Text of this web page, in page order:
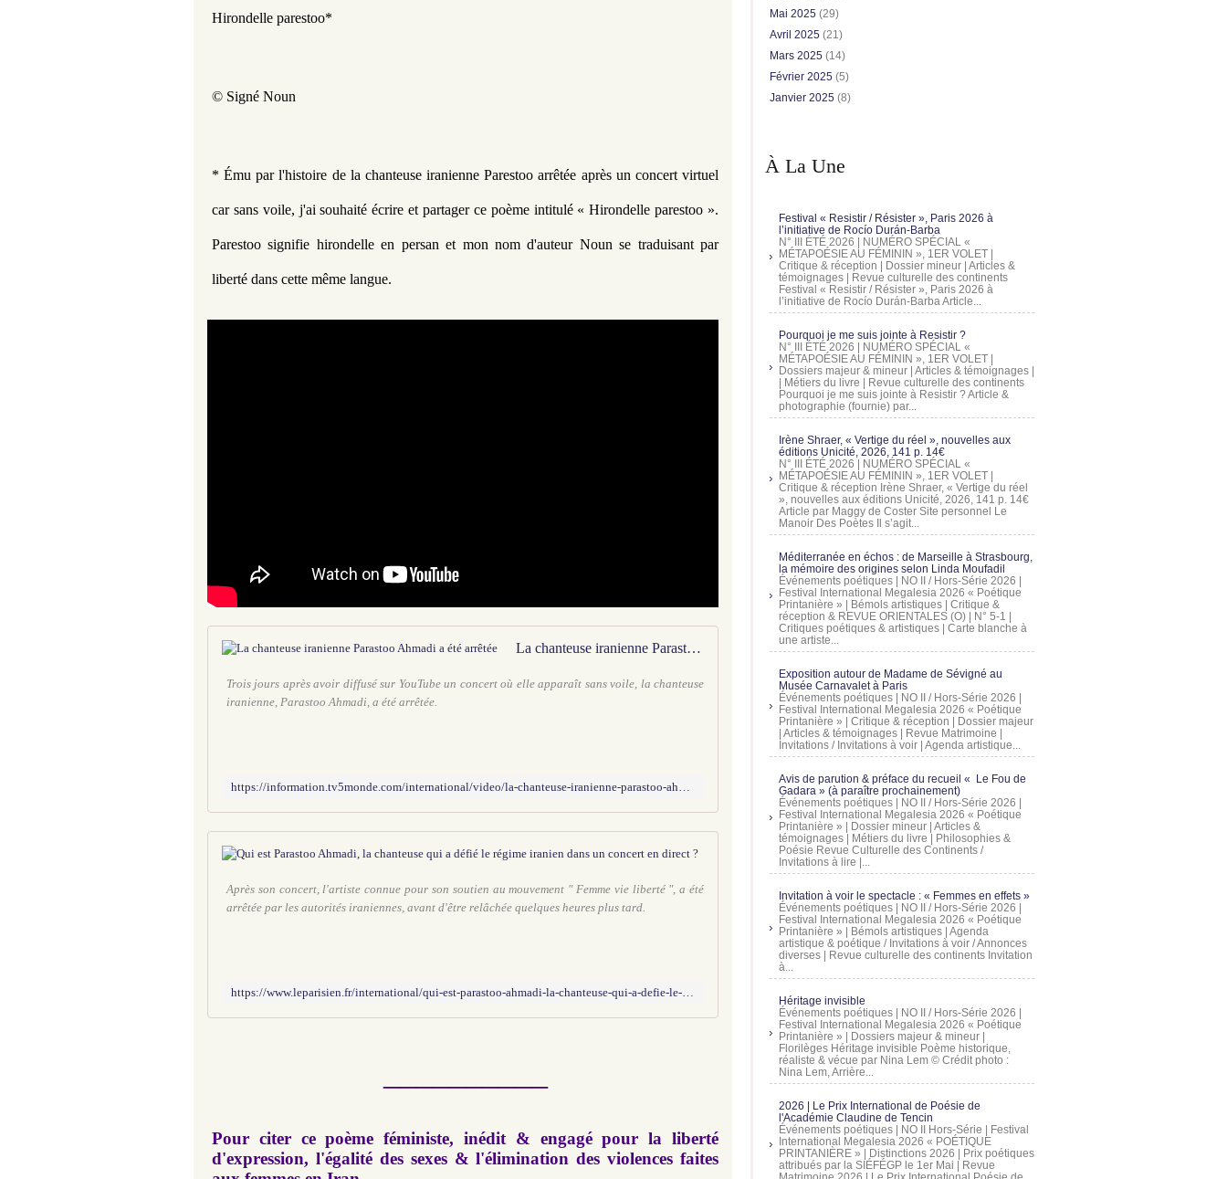
Hirondelle parestoo*
© Signé Noun
* Ému par l'histoire de la chanteuse iranienne Parestoo arrêtée après un concert virtuel
car sans voile, j'ai souhaité écrire et partager ce poème intitulé « Hirondelle parestoo ».
Parestoo signifie hirondelle en persan et mon nom d'auteur Noun se traduisant par
liberté dans cette même langue.
La chanteuse iranienne Parastoo Ahmadi a été arrêtée
Trois jours après avoir diffusé sur YouTube un concert où elle apparaît sans voile, la chanteuse
iranienne, Parastoo Ahmadi, a été arrêtée.
https://information.tv5monde.com/international/video/la-chanteuse-iranienne-parastoo-ahmadi-ete-arretee-2752922
Qui est Parastoo Ahmadi, la chanteuse qui a défié le régime iranien dans un concert en
Après son concert, l'artiste connue pour son soutien au mouvement " Femme vie liberté ", a été
arrêtée par les autorités iraniennes, avant d'être relâchée quelques heures plus tard.
https://www.leparisien.fr/international/qui-est-parastoo-ahmadi-la-chanteuse-qui-a-defie-le-regime-iranien-dans-un-concert-en-direct-15-12-2024-AYLWVUPXPNFGNIMBQL5OL3CCPQ.php
Pour citer ce poème féministe, inédit & engagé pour la liberté
d'expression, l'égalité des sexes & l'élimination des violences faites
Mai 2025 (29)
Avril 2025 (21)
Mars 2025 (14)
Février 2025 (5)
Janvier 2025 (8)
À La Une
Festival « Resistir / Résister », Paris 2026 à
l’initiative de Rocío Durán-Barba
N° III ÉTÉ 2026 | NUMÉRO SPÉCIAL «
MÉTAPOÉSIE AU FÉMININ », 1ER VOLET |
Critique & réception | Dossier mineur | Articles &
témoignages | Revue culturelle des continents
Festival « Resistir / Résister », Paris 2026 à
l’initiative de Rocío Durán-Barba Article...
Pourquoi je me suis jointe à Resistir ?
N° III ÉTÉ 2026 | NUMÉRO SPÉCIAL «
MÉTAPOÉSIE AU FÉMININ », 1ER VOLET |
Dossiers majeur & mineur | Articles & témoignages |
| Métiers du livre | Revue culturelle des continents
Pourquoi je me suis jointe à Resistir ? Article &
photographie (fournie) par...
Irène Shraer, « Vertige du réel », nouvelles aux
éditions Unicité, 2026, 141 p. 14€
N° III ÉTÉ 2026 | NUMÉRO SPÉCIAL «
MÉTAPOÉSIE AU FÉMININ », 1ER VOLET |
Critique & réception Irène Shraer, « Vertige du réel
», nouvelles aux éditions Unicité, 2026, 141 p. 14€
Article par Maggy de Coster Site personnel Le
Manoir Des Poètes Il s’agit...
Méditerranée en échos : de Marseille à Strasbourg,
la mémoire des origines selon Linda Moufadil
Événements poétiques | NO II / Hors-Série 2026 |
Festival International Megalesia 2026 « Poétique
Printanière » | Bémols artistiques | Critique &
réception & REVUE ORIENTALES (O) | N° 5-1 |
Critiques poétiques & artistiques | Carte blanche à
une artiste...
Exposition autour de Madame de Sévigné au
Musée Carnavalet à Paris
Événements poétiques | NO II / Hors-Série 2026 |
Festival International Megalesia 2026 « Poétique
Printanière » | Critique & réception | Dossier majeur
| Articles & témoignages | Revue Matrimoine |
Invitations / Invitations à voir | Agenda artistique...
Avis de parution & préface du recueil « Le Fou de
Gadara » (à paraître prochainement)
Événements poétiques | NO II / Hors-Série 2026 |
Festival International Megalesia 2026 « Poétique
Printanière » | Dossier mineur | Articles &
témoignages | Métiers du livre | Philosophies &
Poésie Revue Culturelle des Continents /
Invitations à lire |...
Invitation à voir le spectacle : « Femmes en effets »
Événements poétiques | NO II / Hors-Série 2026 |
Festival International Megalesia 2026 « Poétique
Printanière » | Bémols artistiques | Agenda
artistique & poétique / Invitations à voir / Annonces
diverses | Revue culturelle des continents Invitation
à...
Héritage invisible
Événements poétiques | NO II / Hors-Série 2026 |
Festival International Megalesia 2026 « Poétique
Printanière » | Dossiers majeur & mineur |
Florilèges Héritage invisible Poème historique,
réaliste & vécue par Nina Lem © Crédit photo :
Nina Lem, Arrière...
2026 | Le Prix International de Poésie de
l'Académie Claudine de Tencin
Événements poétiques | NO II Hors-Série | Festival
International Megalesia 2026 « POÉTIQUE
PRINTANIÈRE » | Distinctions 2026 | Prix poétiques
attribués par la SIÉFÉGP le 1er Mai | Revue